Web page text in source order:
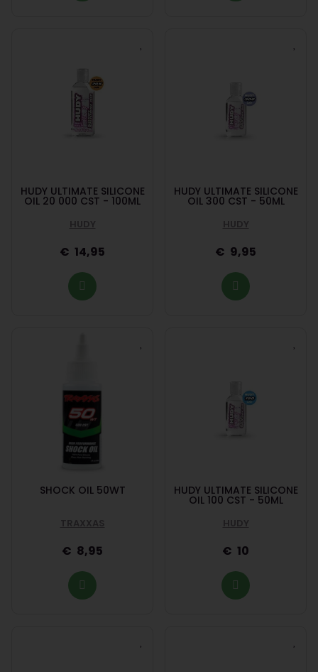
HUDY ULTIMATE SILICONE
OIL 20 000 CST - 100ML
HUDY
14,95
HUDY ULTIMATE SILICONE
OIL 300 CST - 50ML
HUDY
9,95
SHOCK OIL 50WT
TRAXXAS
8,95
HUDY ULTIMATE SILICONE
OIL 100 CST - 50ML
HUDY
10